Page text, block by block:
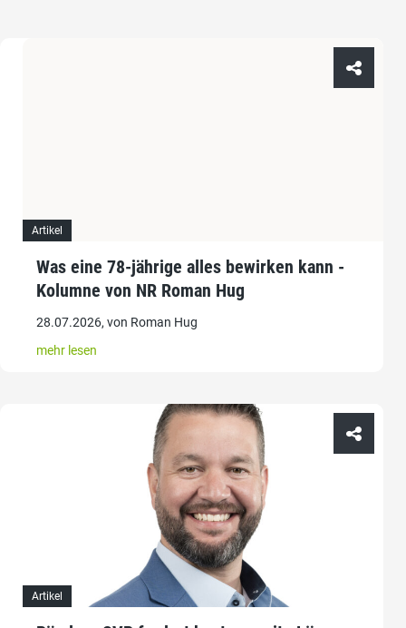
Artikel
Was eine 78-jährige alles bewirken kann -
Kolumne von NR Roman Hug
28.07.2026, von Roman Hug
mehr lesen
Artikel